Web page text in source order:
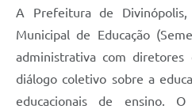
A Prefeitura de
Municipal de Educação
administrativa com diretores
diálogo coletivo sobre a
educacionais de ensino.